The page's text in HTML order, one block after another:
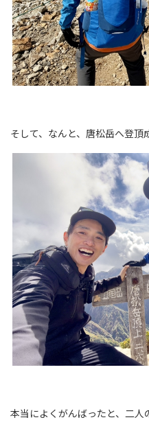
そして、なんと、唐松岳へ登
本当によくがんばったと、二人